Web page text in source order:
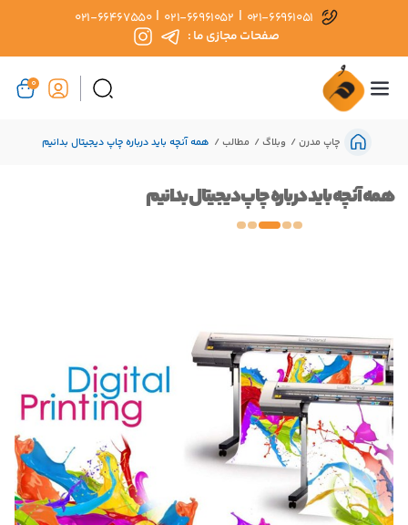
021-66961051
|
021-66961052
|
021-66467550
صفحات مجازی ما :
0
چاپ مدرن وبلاگ مطالب همه آنچه باید درباره چاپ دیجیتال بدانیم
همه آنچه باید درباره چاپ دیجیتال بدانیم